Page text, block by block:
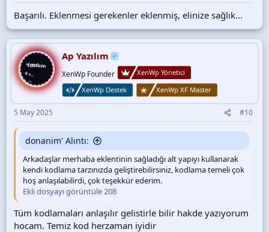
Başarılı. Eklenmesi gerekenler eklenmiş, elinize sağlık...
Ap Yazılım
XenWp Founder
XenWp Yönetici
XenWp Destek
XenWp XF Master
5 May 2025 #10
donanim' Alıntı:
Arkadaşlar merhaba eklentinin sağladığı alt yapıyı kullanarak
kendi kodlama tarzınızda geliştirebilirsiniz, kodlama temeli çok
hoş anlaşılabilirdi, çok teşekkür ederim.
Ekli dosyayı görüntüle 208
Tüm kodlamaları anlaşılır gelistirle bilir hakde yazıyorum
hocam. Temiz kod herzaman iyidir